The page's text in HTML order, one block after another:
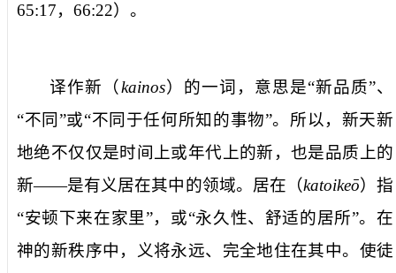
65:17， 66:22）。
译作新 （kainos）的一词，意思是“新品质”、
“不同”或“不同于任何所知的事物”。所以，新天新
地绝不仅仅是时间上或年代上的新，也是品质上的
新——是有义居在其中的领域。 居在 （katoikeō）指
“安顿下来在家里”，或“永久性、舒适的居所”。在
神的新秩序中，义将永远、完全地住在其中。使徒